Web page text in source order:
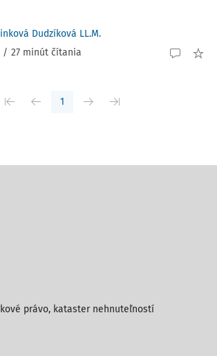
Dudzíková LL.M.
/ 27 minút čítania
1
právo, kataster nehnuteľností